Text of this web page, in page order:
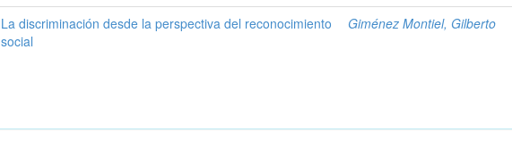
La discriminación desde la perspectiva del reconocimiento
social
Giménez Montiel, Gilberto